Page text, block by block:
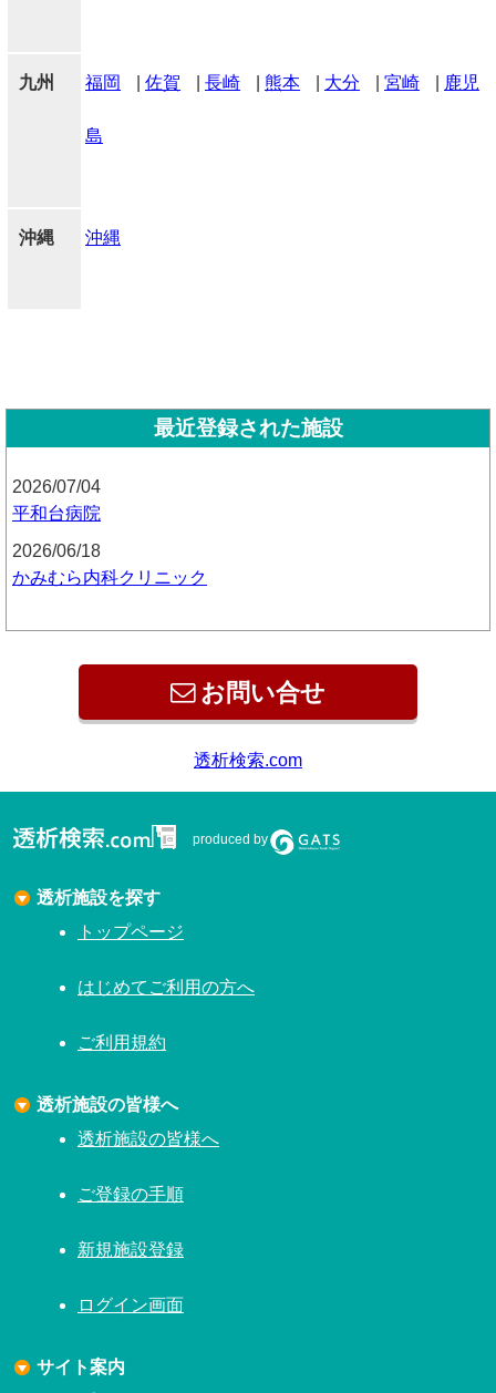
九州 福岡 佐賀 長崎 熊本 大分 宮崎 鹿児
島
沖縄 沖縄
最近登録された施設
2026/07/04
平和台病院
2026/06/18
かみむら内科クリニック
お問い合せ
produced by
透析施設を探す
トップページ
はじめてご利用の方へ
ご利用規約
透析施設の皆様へ
透析施設の皆様へ
ご登録の手順
新規施設登録
ログイン画面
サイト案内